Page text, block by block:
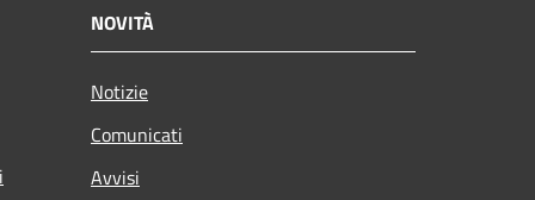
NOVITÀ
Notizie
Comunicati
Avvisi